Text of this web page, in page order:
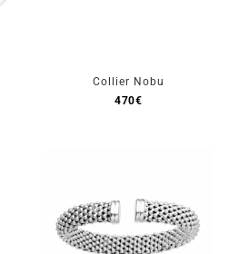
Collier Nobu
470€